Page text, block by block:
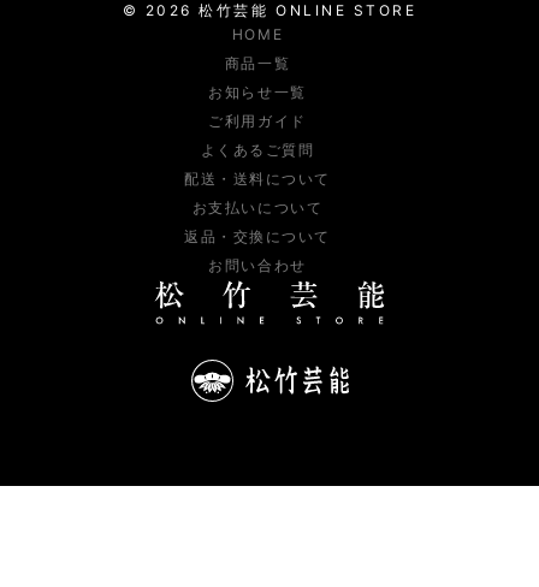
HOME
商品一覧
お知らせ一覧
ご利用ガイド
よくあるご質問
配送・送料について
お支払いについて
返品・交換について
お問い合わせ
© 2026松竹芸能 ONLINE STORE